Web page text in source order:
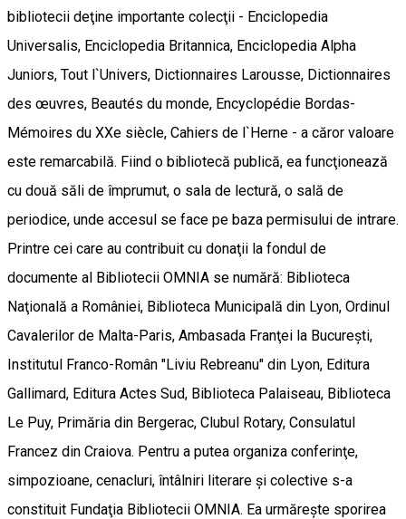
bibliotecii deţine importante colecţii - Enciclopedia
Universalis, Enciclopedia Britannica, Enciclopedia Alpha
Juniors, Tout l`Univers, Dictionnaires Larousse, Dictionnaires
des œuvres, Beautés du monde, Encyclopédie Bordas-
Mémoires du XXe siècle, Cahiers de l`Herne - a căror valoare
este remarcabilă. Fiind o bibliotecă publică, ea funcţionează
cu două săli de împrumut, o sala de lectură, o sală de
periodice, unde accesul se face pe baza permisului de intrare.
Printre cei care au contribuit cu donaţii la fondul de
documente al Bibliotecii OMNIA se numără: Biblioteca
Naţională a României, Biblioteca Municipală din Lyon, Ordinul
Cavalerilor de Malta-Paris, Ambasada Franţei la Bucureşti,
Institutul Franco-Român "Liviu Rebreanu" din Lyon, Editura
Gallimard, Editura Actes Sud, Biblioteca Palaiseau, Biblioteca
Le Puy, Primăria din Bergerac, Clubul Rotary, Consulatul
Francez din Craiova. Pentru a putea organiza conferinţe,
simpozioane, cenacluri, întâlniri literare şi colective s-a
constituit Fundaţia Bibliotecii OMNIA. Ea urmăreşte sporirea